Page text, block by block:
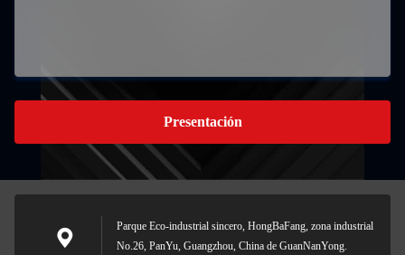
Presentación
Parque Eco-industrial sincero, HongBaFang, zona industrial
No.26, PanYu, Guangzhou, China de GuanNanYong.